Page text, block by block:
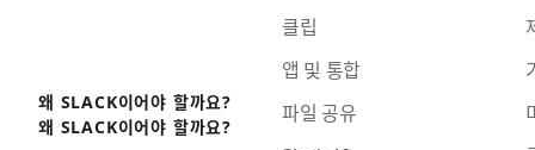
왜 SLACK이어야 할까요?
왜 SLACK이어야 할까요?
클립
앱 및 통합
파일 공유